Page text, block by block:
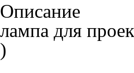
Описание
лампа для
)